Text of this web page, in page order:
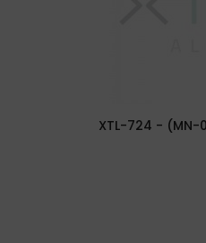
XTL-724 - (MN-